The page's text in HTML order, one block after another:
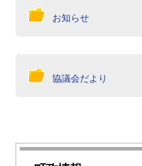
お知らせ
協議会だより